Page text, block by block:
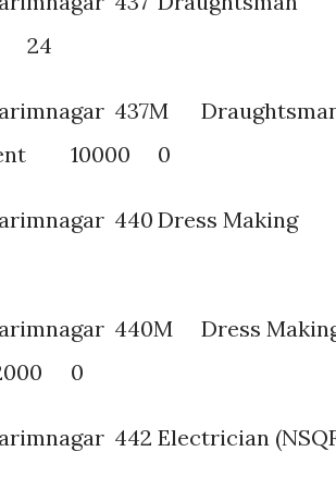
24
437M
10000 0
440 Dress Making
440M
Dress
0
442 Electrician